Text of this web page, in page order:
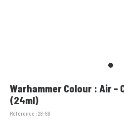
Warhammer Colour : Air -
(24ml)
Référence : 28-66